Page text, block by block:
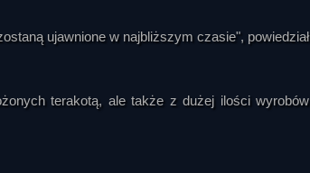
ujawnione w najbliższym czasie", powiedział
terakotą, ale także z dużej ilości wyrobów